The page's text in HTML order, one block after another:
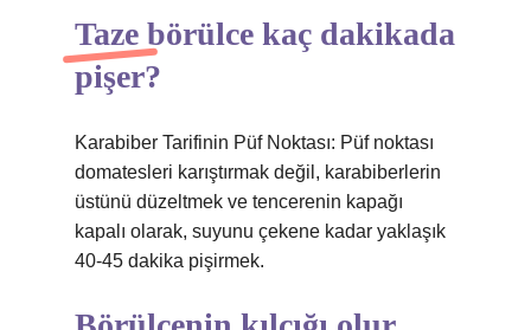
Taze börülce kaç dakikada
pişer?
Karabiber Tarifinin Püf Noktası: Püf noktası
domatesleri karıştırmak değil, karabiberlerin
üstünü düzeltmek ve tencerenin kapağı
kapalı olarak, suyunu çekene kadar yaklaşık
40-45 dakika pişirmek.